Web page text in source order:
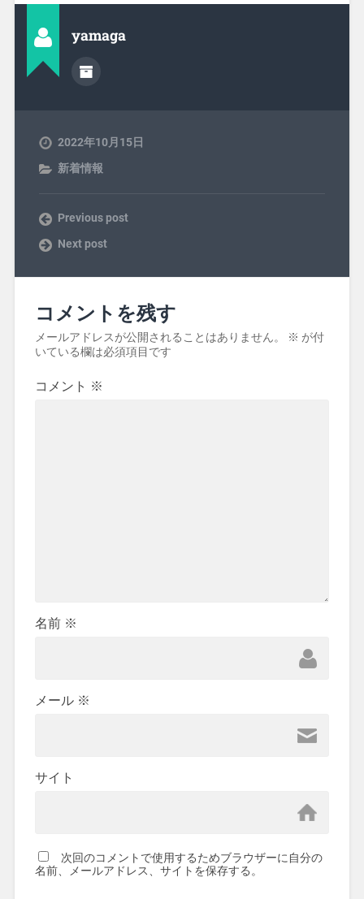
yamaga
2022年10月15日
新着情報
Previous post
Next post
コメントを残す
メールアドレスが公開されることはありません。 ※ が付
いている欄は必須項目です
コメント ※
名前 ※
メール ※
サイト
次回のコメントで使用するためブラウザーに自分の
名前、メールアドレス、サイトを保存する。